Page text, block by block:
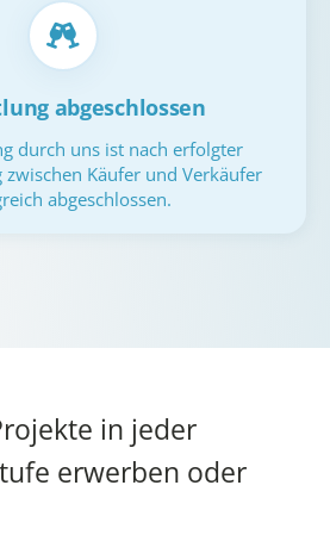
abgeschlossen
durch uns ist nach erfolgter
zwischen Käufer und Verkäufer
abgeschlossen.
in jeder
erwerben oder